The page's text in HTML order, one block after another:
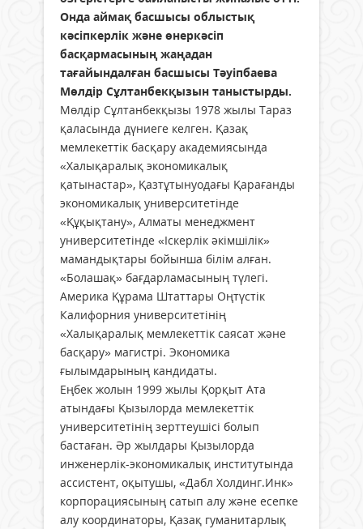
Онда аймақ басшысы облыстық
кәсіпкерлік және өнеркәсіп
басқармасының жаңадан
тағайындалған басшысы Тәуіпбаева
Мөлдір Сұлтанбекқызын таныстырды.
Мөлдір Сұлтанбекқызы 1978 жылы Тараз
қаласында дүниеге келген. Қазақ
мемлекеттік басқару академиясында
«Халықаралық экономикалық
қатынастар», Қазтұтынуодағы Қарағанды
экономикалық университетінде
«Құқықтану», Алматы менеджмент
университетінде «Іскерлік әкімшілік»
мамандықтары бойынша білім алған.
«Болашақ» бағдарламасының түлегі.
Америка Құрама Штаттары Оңтүстік
Калифорния университетінің
«Халықаралық мемлекеттік саясат және
басқару» магистрі. Экономика
ғылымдарының кандидаты.
Еңбек жолын 1999 жылы Қорқыт Ата
атындағы Қызылорда мемлекеттік
университетінің зерттеушісі болып
бастаған. Әр жылдары Қызылорда
инженерлік-экономикалық институтында
ассистент, оқытушы, «Дабл Холдинг.Инк»
корпорациясының сатып алу және есепке
алу координаторы, Қазақ гуманитарлық